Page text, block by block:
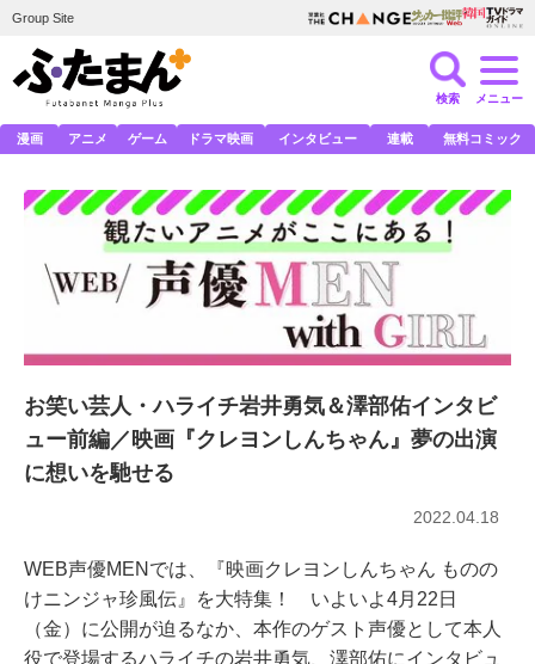
Group Site
検索 メニュー
漫画 アニメ ゲーム ドラマ映画 インタビュー 連載 無料コミック
お笑い芸人・ハライチ岩井勇気＆澤部佑インタビ
ュー前編／映画『クレヨンしんちゃん』夢の出演
に想いを馳せる
2022.04.18
WEB声優MENでは、『映画クレヨンしんちゃん ものの
けニンジャ珍風伝』を大特集！ いよいよ4月22日
（金）に公開が迫るなか、本作のゲスト声優として本人
役で登場するハライチの岩井勇気、澤部佑にインタビュ